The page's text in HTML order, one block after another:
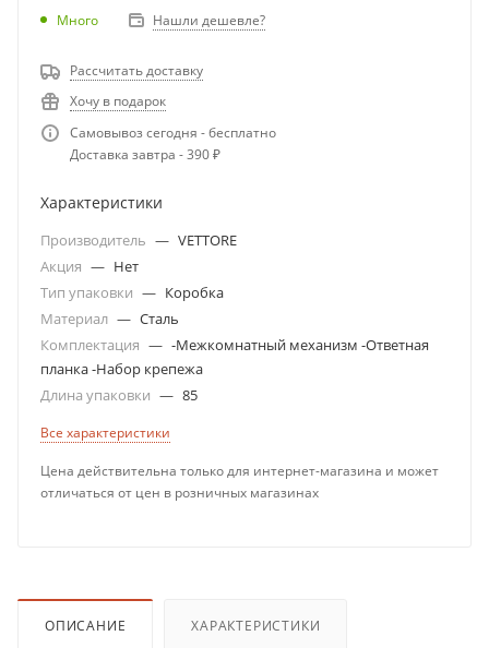
Много Нашли дешевле?
Рассчитать доставку
Хочу в подарок
Самовывоз сегодня - бесплатно
Доставка завтра - 390 ₽
Характеристики
Производитель — VETTORE
Акция — Нет
Тип упаковки — Коробка
Материал — Сталь
Комплектация — -Межкомнатный механизм -Ответная
планка -Набор крепежа
Длина упаковки — 85
Все характеристики
Цена действительна только для интернет-магазина и может
отличаться от цен в розничных магазинах
ОПИСАНИЕ ХАРАКТЕРИСТИКИ